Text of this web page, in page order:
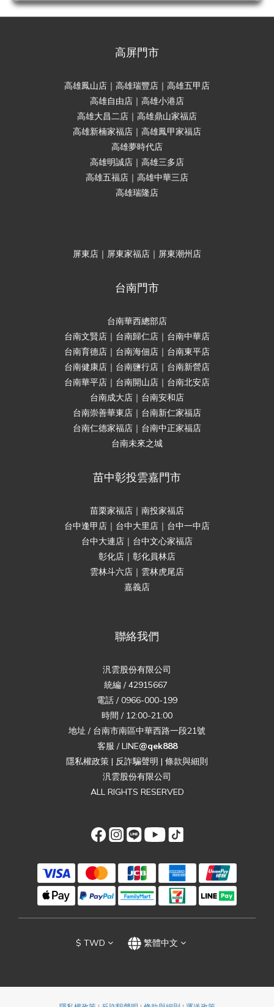
高屏門市
高雄鳳山店｜高雄瑞豐店｜高雄五甲店
高雄自由店｜高雄小港店
高雄大昌二店｜高雄鼎山家福店
高雄新楠家福店｜高雄鳳甲家福店
高雄夢時代店
高雄明誠店｜高雄三多店
高雄五福店｜高雄中華三店
高雄瑞隆店
屏東店｜屏東家福店｜屏東潮州店
台南門市
台南華西總部店
台南文賢店｜台南歸仁店｜台南中華店
台南育德店｜台南海佃店｜台南東平店
台南健康店｜台南鹽行店｜台南新營店
台南華平店｜台南開山店｜台南北安店
台南成大店｜台南安和店
台南崇善華東店｜台南新仁家福店
台南仁德家福店｜台南中正家福店
台南未來之城
苗中彰投雲嘉門市
苗栗家福店｜南投家福店
台中逢甲店｜台中大里店｜台中一中店
台中大連店｜台中文心家福店
彰化店｜彰化員林店
雲林斗六店｜雲林虎尾店
嘉義店
聯絡我們
汎雲股份有限公司
統編 / 42915667
電話 / 0966-000-199
時間 / 12:00-21:00
地址 / 台南市南區中華西路一段21號
客服 / LINE@qek888
隱私權政策 | 反詐騙聲明 | 條款與細則
汎雲股份有限公司
ALL RIGHTS RESERVED
$ TWD 繁體中文